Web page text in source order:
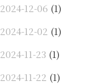
2024-12-06 (1)
2024-12-02 (1)
2024-11-23 (1)
2024-11-22 (1)